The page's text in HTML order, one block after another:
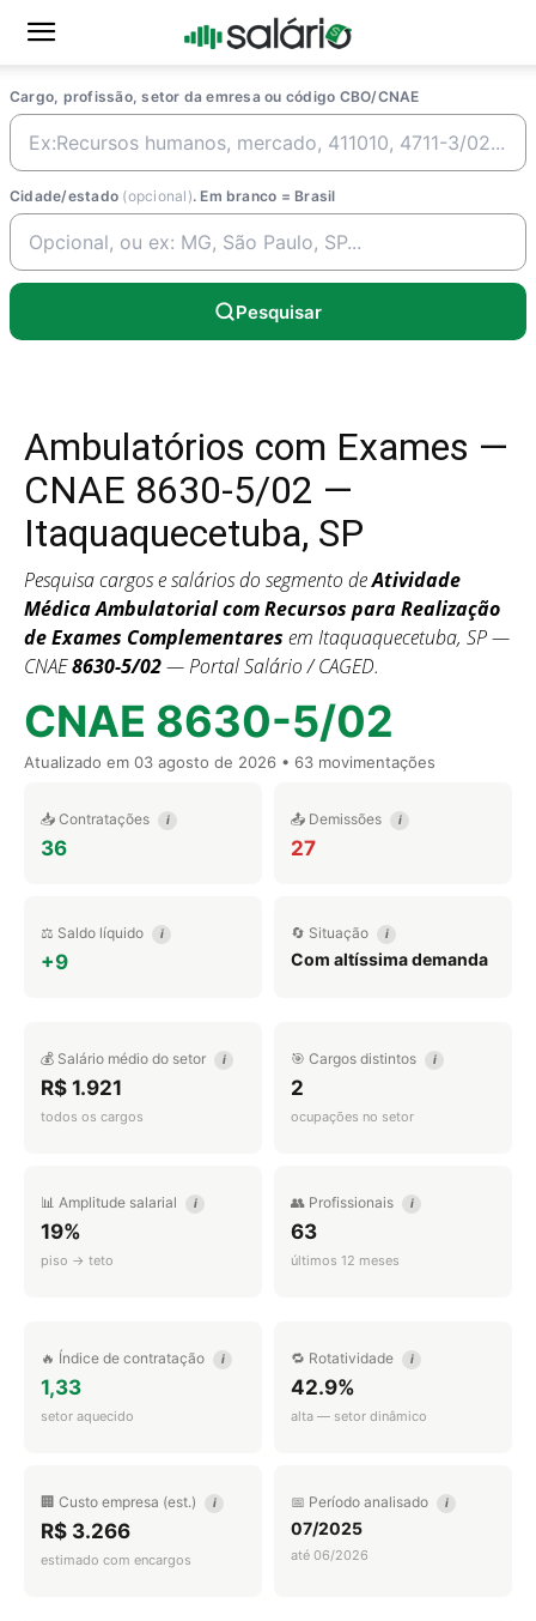
Cargo, profissão, setor da emresa ou código CBO/CNAE
Cidade/estado (opcional). Em branco = Brasil
Pesquisar
Ambulatórios com Exames —
CNAE 8630-5/02 —
Itaquaquecetuba, SP
Pesquisa cargos e salários do segmento deAtividade
Médica Ambulatorial com Recursos para Realização
de Exames Complementares em Itaquaquecetuba, SP —
CNAE8630-5/02— Portal Salário / CAGED.
CNAE 8630-5/02
Atualizado em 03 agosto de 2026 • 63 movimentações
📥 Contratações i
36
📤 Demissões i
27
⚖️ Saldo líquido i
+9
🔄 Situação i
Com altíssima demanda
💰 Salário médio do setor i
R$ 1.921
todos os cargos
🎯 Cargos distintos i
2
ocupações no setor
📊 Amplitude salarial i
19%
piso → teto
👥 Profissionais i
63
últimos 12 meses
🔥 Índice de contratação i
1,33
setor aquecido
🔁 Rotatividade i
42.9%
alta — setor dinâmico
🏢 Custo empresa (est.) i
R$ 3.266
estimado com encargos
📅 Período analisado i
07/2025
até 06/2026